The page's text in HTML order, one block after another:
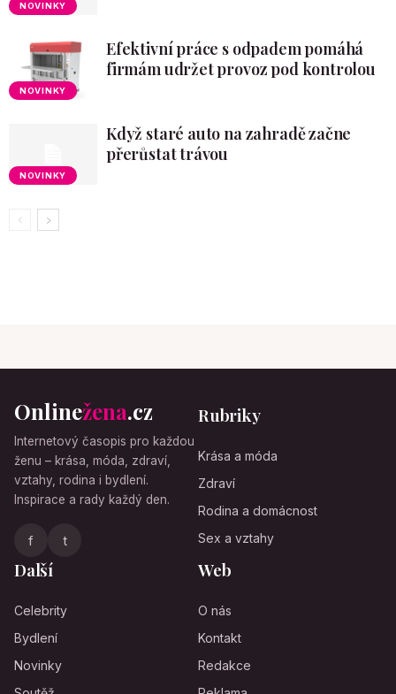
NOVINKY
NOVINKY
Efektivní práce s odpadem pomáhá
firmám udržet provoz pod kontrolou
NOVINKY
Když staré auto na zahradě začne
přerůstat trávou
Onlinežena.cz
Internetový časopis pro každou
ženu – krása, móda, zdraví,
vztahy, rodina i bydlení.
Inspirace a rady každý den.
f t
Rubriky
Krása a móda
Zdraví
Rodina a domácnost
Sex a vztahy
Další
Celebrity
Bydlení
Novinky
Web
O nás
Kontakt
Redakce